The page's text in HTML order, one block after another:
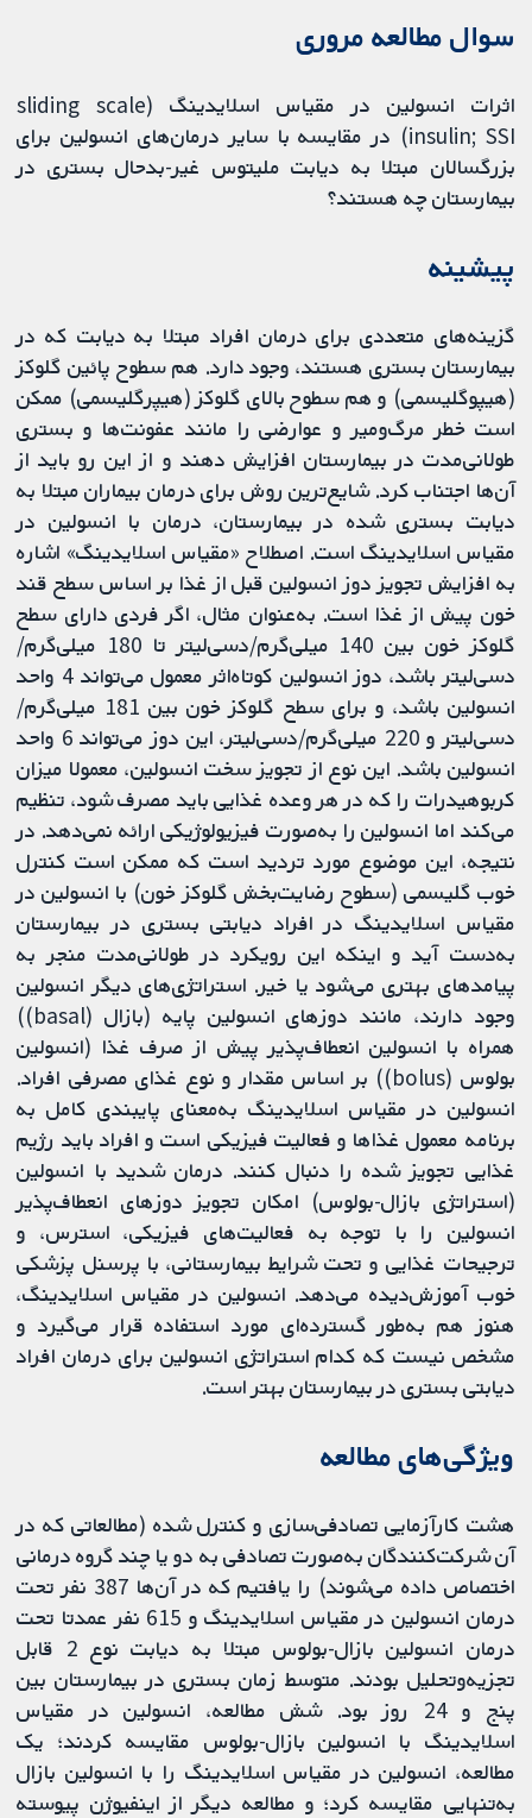
سوال مطالعه مروری
اثرات انسولین در مقیاس اسلایدینگ (sliding scale
insulin; SSI) در مقایسه با سایر درمان‌های انسولین برای
بزرگسالان مبتلا به‌ دیابت ملیتوس غیر-بدحال بستری در
بیمارستان چه هستند؟
پیشینه
گزینه‌های متعددی برای درمان افراد مبتلا به‌ دیابت که در
بیمارستان بستری هستند، وجود دارد. هم سطوح پائین گلوکز
(هیپوگلیسمی) و هم سطوح بالای گلوکز (هیپرگلیسمی) ممکن
است خطر مرگ‌ومیر و عوارضی را مانند عفونت‌ها و بستری
طولانی‌مدت در بیمارستان افزایش دهند و از این رو باید از
آن‌ها اجتناب کرد. شایع‌ترین روش برای درمان بیماران مبتلا به
دیابت بستری‌ شده در بیمارستان، درمان با انسولین در
مقیاس اسلایدینگ است. اصطلاح «مقیاس اسلایدینگ» اشاره
به ‌افزایش تجویز دوز انسولین قبل از غذا بر اساس سطح قند
خون پیش از غذا است. به‌عنوان مثال، اگر فردی دارای سطح
گلوکز خون بین 140 میلی‌گرم/دسی‌لیتر تا 180 میلی‌گرم/
دسی‌لیتر باشد، دوز انسولین کوتاه‌اثر معمول می‌تواند 4 واحد
انسولین باشد، و برای سطح گلوکز خون بین 181 میلی‌گرم/
دسی‌لیتر و 220 میلی‌گرم/دسی‌لیتر، این دوز می‌تواند 6 واحد
انسولین باشد. این نوع از تجویز سخت انسولین، معمولا میزان
کربوهیدرات را که در هر وعده غذایی باید مصرف شود، تنظیم
می‌کند اما انسولین را به‌صورت فیزیولوژیکی ارائه نمی‌دهد. در
نتیجه، این موضوع مورد تردید است که ممکن است کنترل
خوب گلیسمی (سطوح رضایت‌بخش گلوکز خون) با انسولین در
مقیاس اسلایدینگ در افراد دیابتی بستری در بیمارستان
به‌دست آید و اینکه این رویکرد در طولانی‌مدت منجر به
پیامدهای بهتری می‌شود یا خیر. استراتژی‌های دیگر انسولین
وجود دارند، مانند دوزهای انسولین پایه (بازال (basal))
همراه با انسولین انعطاف‌پذیر پیش از صرف غذا (انسولین
بولوس (bolus)) بر اساس مقدار و نوع غذای مصرفی افراد.
انسولین در مقیاس اسلایدینگ به‌معنای پایبندی کامل به
برنامه معمول غذاها و فعالیت فیزیکی است و افراد باید رژیم
غذایی تجویز شده را دنبال کنند. درمان شدید با انسولین
(استراتژی بازال-بولوس) امکان تجویز دوزهای انعطاف‌پذیر
انسولین را با توجه به ‌فعالیت‌های فیزیکی، استرس، و
ترجیحات غذایی و تحت شرایط بیمارستانی، با ‌پرسنل پزشکی
خوب آموزش‌دیده می‌دهد. انسولین در مقیاس اسلایدینگ،
هنوز هم به‌طور گسترده‌ای مورد استفاده قرار می‌گیرد و
مشخص نیست که کدام استراتژی انسولین برای درمان افراد
دیابتی بستری‌ در بیمارستان بهتر است.
ویژگی‌های مطالعه
هشت کارآزمایی تصادفی‌سازی و کنترل‌ شده (مطالعاتی که در
آن شرکت‌کنندگان به‌صورت تصادفی به‌ دو یا چند گروه درمانی
اختصاص داده می‌شوند) را یافتیم که در آن‌ها 387 نفر تحت
درمان انسولین در مقیاس اسلایدینگ و 615 نفر عمدتا تحت
درمان انسولین بازال-بولوس مبتلا به دیابت نوع 2 قابل
تجزیه‌وتحلیل بودند. متوسط زمان بستری در بیمارستان بین
پنج و 24 روز بود. شش مطالعه، انسولین در مقیاس
اسلایدینگ با انسولین بازال-بولوس مقایسه کردند؛ یک
مطالعه، انسولین در مقیاس اسلایدینگ را با انسولین بازال
به‌تنهایی مقایسه کرد؛ و مطالعه دیگر از اینفیوژن پیوسته